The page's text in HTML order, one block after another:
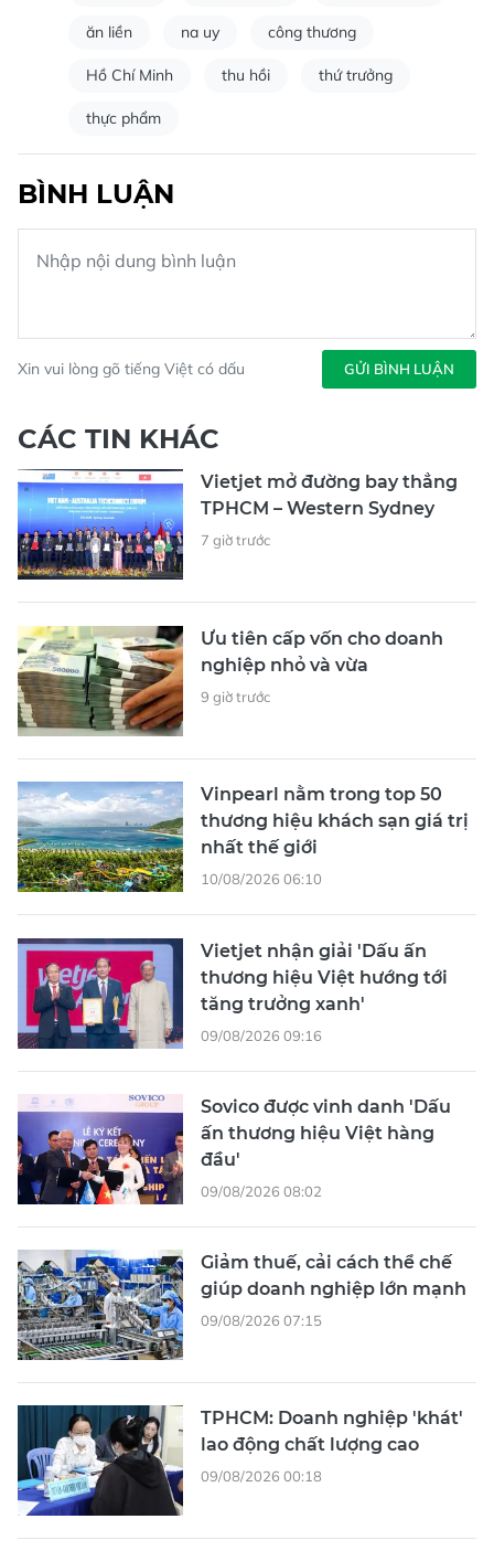
ăn liền na uy công thương
Hồ Chí Minh thu hồi thứ trưởng
thực phẩm
BÌNH LUẬN
Xin vui lòng gõ tiếng Việt có dấu GỬI BÌNH LUẬN
CÁC TIN KHÁC
Vietjet mở đường bay thẳng
TPHCM – Western Sydney
7 giờ trước
Ưu tiên cấp vốn cho doanh
nghiệp nhỏ và vừa
9 giờ trước
Vinpearl nằm trong top 50
thương hiệu khách sạn giá trị
nhất thế giới
10/08/2026 06:10
Vietjet nhận giải 'Dấu ấn
thương hiệu Việt hướng tới
tăng trưởng xanh'
09/08/2026 09:16
Sovico được vinh danh 'Dấu
ấn thương hiệu Việt hàng
đầu'
09/08/2026 08:02
Giảm thuế, cải cách thể chế
giúp doanh nghiệp lớn mạnh
09/08/2026 07:15
TPHCM: Doanh nghiệp 'khát'
lao động chất lượng cao
09/08/2026 00:18